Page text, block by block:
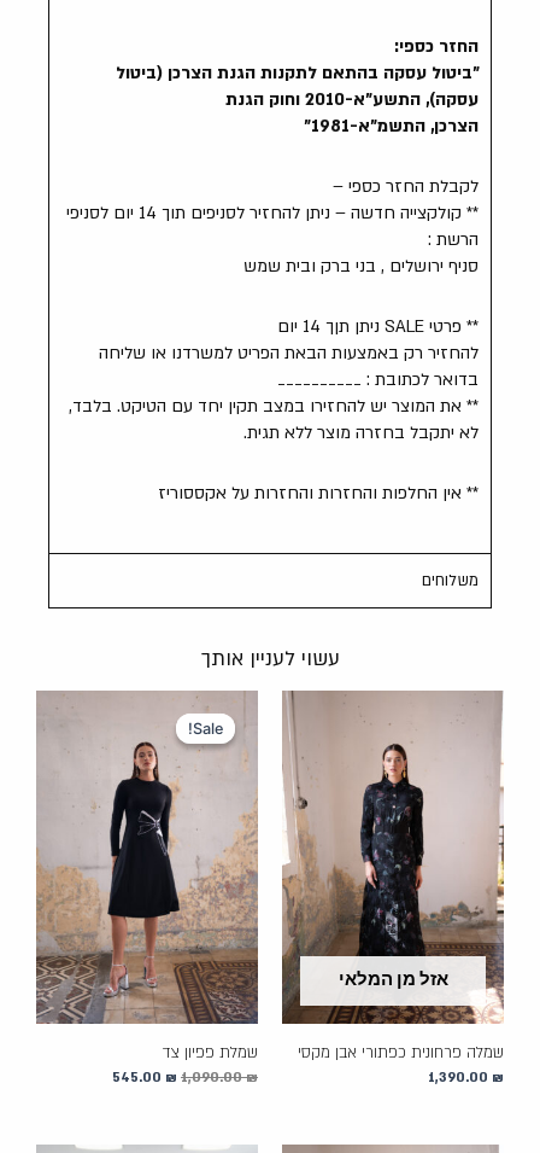
החזר כספי:
"ביטול עסקה בהתאם לתקנות הגנת הצרכן (ביטול
עסקה), התשע"א-2010 וחוק הגנת
הצרכן, התשמ"א-1981"
לקבלת החזר כספי –
** קולקצייה חדשה – ניתן להחזיר לסניפים תוך 14 יום לסניפי
הרשת :
סניף ירושלים , בני ברק ובית שמש
** פרטי SALE ניתן תןך 14 יום
להחזיר רק באמצעות הבאת הפריט למשרדנו או שליחה
בדואר לכתובת : __________
** את המוצר יש להחזירו במצב תקין יחד עם הטיקט. בלבד,
לא יתקבל בחזרה מוצר ללא תגית.
** אין החלפות והחזרות והחזרות על אקססוריז
משלוחים
עשוי לעניין אותך
אזל מן המלאי
שמלה פרחונית כפתורי אבן מקסי
1,390.00 ₪
Sale!
Sale!
שמלת פפיון צד
1,090.00₪
המקורי
היה:
1,090.00 ₪.
545.00 ₪